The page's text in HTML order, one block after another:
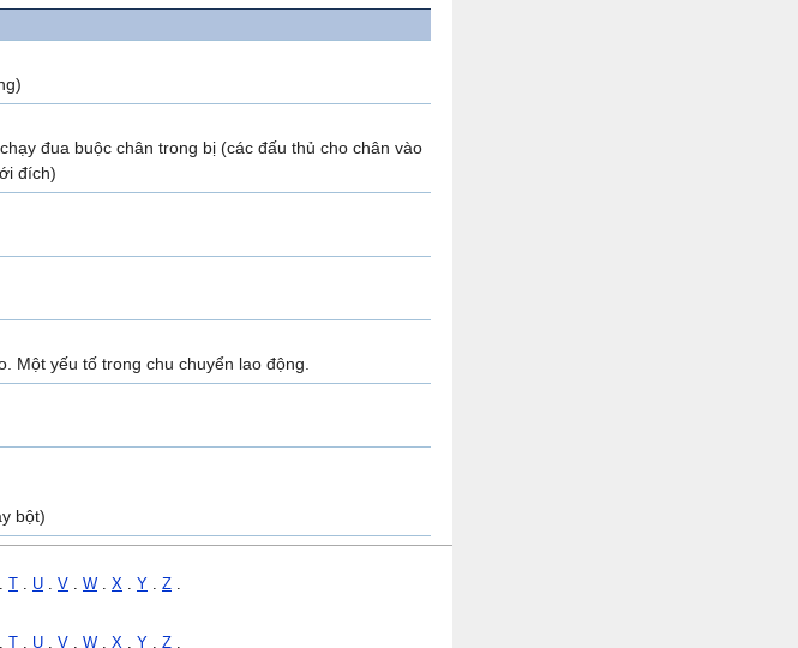
đua buộc chân trong bị (các đấu thủ cho chân vào
đích)
Một yếu tố trong chu chuyển lao động.
bột)
. . U . V . W . X . Y . Z .
T U V W X Y Z